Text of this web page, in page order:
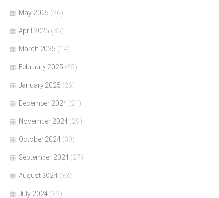
May 2025 (26)
April 2025 (35)
March 2025 (14)
February 2025 (25)
January 2025 (26)
December 2024 (21)
November 2024 (29)
October 2024 (39)
September 2024 (27)
August 2024 (33)
July 2024 (32)